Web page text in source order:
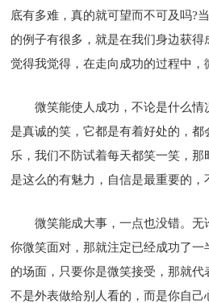
底有多难，真的就可望而不可及吗?
的例子有很多，就是在我们身边获
觉得我觉得，在走向成功的过程中，
微笑能使人成功，不论是什么
是真诚的笑，它都是有着好处的，都
乐，我们不防试着每天都笑一笑，
是这么的有魅力，自信是最重要的，
微笑能成大事，一点也没错。
你微笑面对，那就注定已经成功了
的场面，只要你是微笑接受，那就
不是外表做给别人看的，而是你自